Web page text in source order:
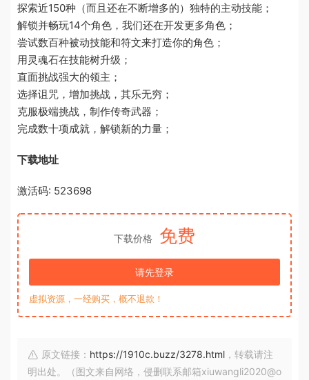
探索近150种（而且还在不断增多的）独特的主动技能；
解锁并畅玩14个角色，我们还在开发更多角色；
尝试数百种被动技能和符文来打造你的角色；
用灵魂石在技能树升级；
直面挑战强大的领主；
选择诅咒，增加挑战，其乐无穷；
克服极端挑战，制作传奇武器；
完成数十项成就，解锁新的力量；
下载地址
激活码: 523698
下载价格 免费
请先登录
虚拟资源，一经购买，概不退款！
原文链接： https://1910c.buzz/3278.html ，转载请注
明出处。（图文来自网络，侵删联系邮箱xiuwangli2020@o